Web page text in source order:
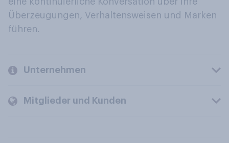
Überzeugungen, Verhaltensweisen und Marken
führen.
Unternehmen
Mitglieder und Kunden